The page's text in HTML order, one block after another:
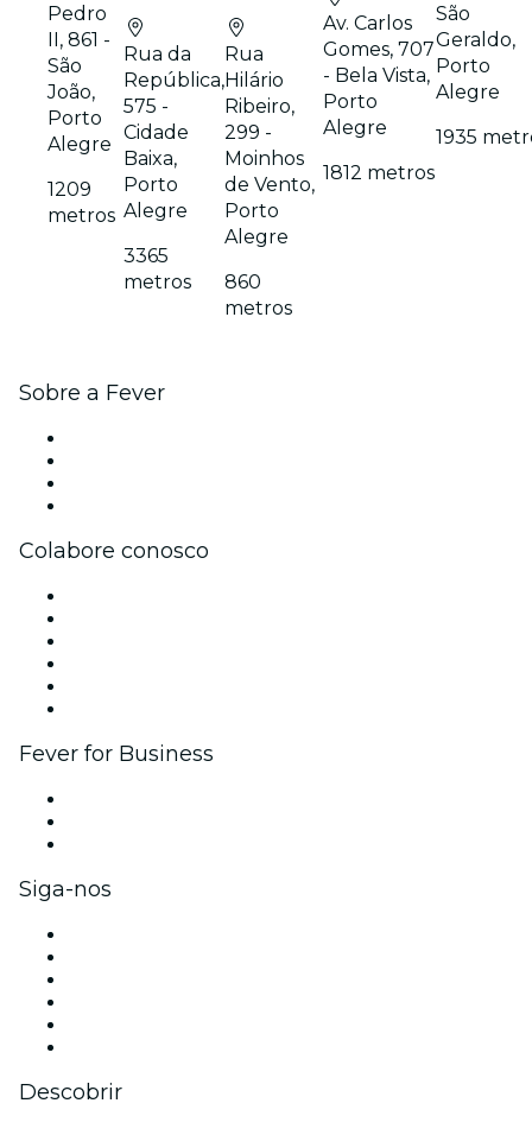
Pedro
II, 861 -
São
João,
Porto
Alegre
1209
metros
Rua da
República,
575 -
Cidade
Baixa,
Porto
Alegre
3365
metros
Rua
Hilário
Ribeiro,
299 -
Moinhos
de Vento,
Porto
Alegre
860
metros
Av. Carlos
Gomes, 707
- Bela Vista,
Porto
Alegre
1812 metros
São
Geraldo,
Porto
Alegre
1935
Sobre a Fever
Colabore conosco
Fever for Business
Siga-nos
Descobrir